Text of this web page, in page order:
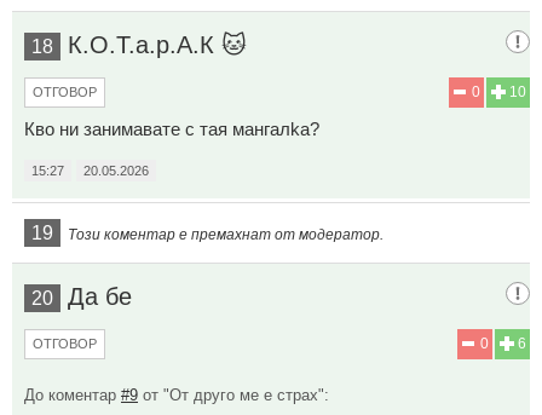
18 К.О.Т.а.р.А.К 🐱
10
0
ОТГОВОР
Кво ни занимавате с тая мaнгaлka?
15:27 20.05.2026
19 Този коментар е премахнат от модератор.
20 Да бе
6
0
ОТГОВОР
До коментар #9 от "От друго ме е страх":